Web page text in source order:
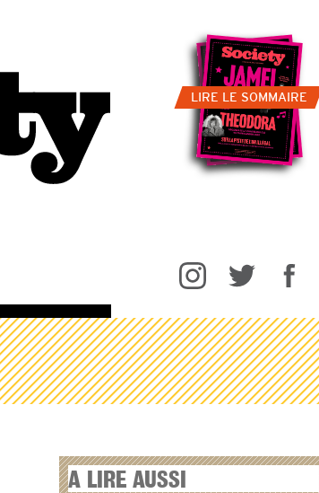
LIRE LE SOMMAIRE
A LIRE AUSSI